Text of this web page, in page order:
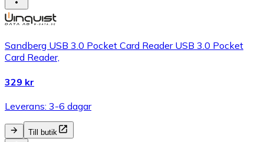
Sandberg USB 3.0 Pocket Card Reader USB 3.0 Pocket
Card Reader,
329 kr
Leverans: 3-6 dagar
Till butik